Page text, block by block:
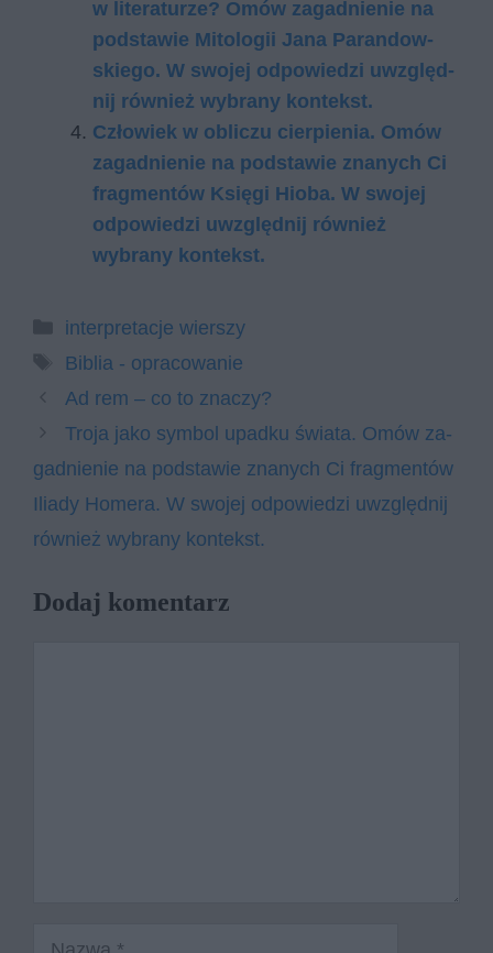
w li­te­ra­tu­rze? Omów za­gad­nie­nie na
pod­sta­wie Mi­to­lo­gii Jana Pa­ran­dow­
skie­go. W swo­jej od­po­wie­dzi uwzględ­
nij rów­nież wy­bra­ny kon­tekst.
Człowiek w obliczu cierpienia. Omów
zagadnienie na podstawie znanych Ci
fragmentów Księgi Hioba. W swojej
odpowiedzi uwzględnij również
wybrany kontekst.
Kategorie
interpretacje wierszy
Tagi
Biblia - opracowanie
Ad rem – co to znaczy?
Tro­ja jako sym­bol upad­ku świa­ta. Omów za­
gad­nie­nie na pod­sta­wie zna­nych Ci frag­men­tów
Ilia­dy Ho­me­ra. W swo­jej od­po­wie­dzi uwzględ­nij
rów­nież wy­bra­ny kon­tekst.
Dodaj komentarz